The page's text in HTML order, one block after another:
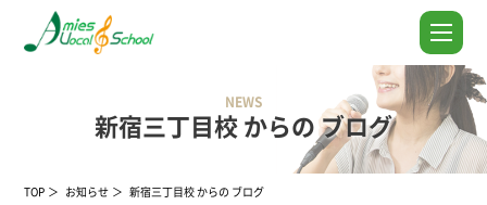
NEWS
新宿三丁目校 からの ブログ
TOP お知らせ 新宿三丁目校 からの ブログ